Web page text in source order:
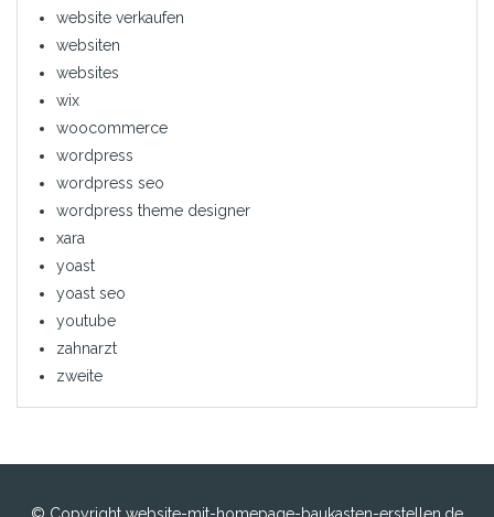
website verkaufen
websiten
websites
wix
woocommerce
wordpress
wordpress seo
wordpress theme designer
xara
yoast
yoast seo
youtube
zahnarzt
zweite